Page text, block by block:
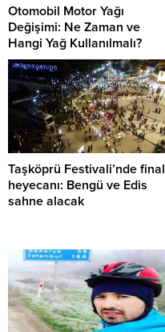
Otomobil Motor Yağı
Değişimi: Ne Zaman ve
Hangi Yağ Kullanılmalı?
Taşköprü Festivali’nde final
heyecanı: Bengü ve Edis
sahne alacak